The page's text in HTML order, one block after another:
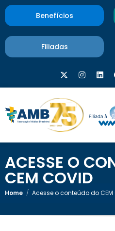
Benefícios
Filiadas
ACESSE O
CEM COVID
Home / Acesse o conteúdo do